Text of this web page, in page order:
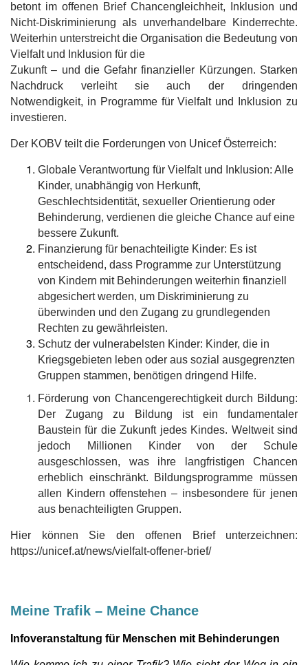
betont im offenen Brief Chancengleichheit, Inklusion und
Nicht-Diskriminierung als unverhandelbare Kinderrechte.
Weiterhin unterstreicht die Organisation die Bedeutung von
Vielfalt und Inklusion für die
Zukunft – und die Gefahr finanzieller Kürzungen. Starken
Nachdruck verleiht sie auch der dringenden
Notwendigkeit, in Programme für Vielfalt und Inklusion zu
investieren.
Der KOBV teilt die Forderungen von Unicef Österreich:
Globale Verantwortung für Vielfalt und Inklusion: Alle
Kinder, unabhängig von Herkunft,
Geschlechtsidentität, sexueller Orientierung oder
Behinderung, verdienen die gleiche Chance auf eine
bessere Zukunft.
Finanzierung für benachteiligte Kinder: Es ist
entscheidend, dass Programme zur Unterstützung
von Kindern mit Behinderungen weiterhin finanziell
abgesichert werden, um Diskriminierung zu
überwinden und den Zugang zu grundlegenden
Rechten zu gewährleisten.
Schutz der vulnerabelsten Kinder: Kinder, die in
Kriegsgebieten leben oder aus sozial ausgegrenzten
Gruppen stammen, benötigen dringend Hilfe.
Förderung von Chancengerechtigkeit durch Bildung:
Der Zugang zu Bildung ist ein fundamentaler
Baustein für die Zukunft jedes Kindes. Weltweit sind
jedoch Millionen Kinder von der Schule
ausgeschlossen, was ihre langfristigen Chancen
erheblich einschränkt. Bildungsprogramme müssen
allen Kindern offenstehen – insbesondere für jenen
aus benachteiligten Gruppen.
Hier können Sie den offenen Brief unterzeichnen:
https://unicef.at/news/vielfalt-offener-brief/
Meine Trafik – Meine Chance
Infoveranstaltung für Menschen mit Behinderungen